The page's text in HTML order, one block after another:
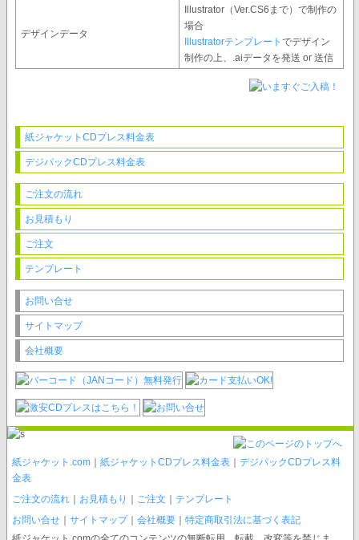
デザインデータ
Illustrator（Ver.CS6まで）で制作の
場合
Illustratorテンプレート でデザイン
制作の上、.aiデータを発送 or 送信
紙ジャケットCDプレス料金表
デジパックCDプレス料金表
ご注文の流れ
お見積もり
ご注文
テンプレート
お問い合せ
サイトマップ
会社概要
紙ジャケット.com 紙ジャケットCDプレス料金表
デジパックCDプレス料
金表
ご注文の流れ
お見積もり ご注文
テンプレート
お問い合せ
サイトマップ｜ 会社概要
特定商取引法に基づく表記